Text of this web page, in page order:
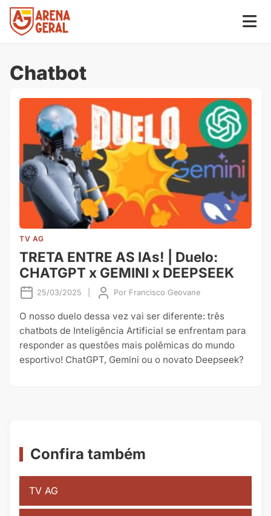
Chatbot
TV AG
TRETA ENTRE AS IAs! | Duelo:
CHATGPT x GEMINI x DEEPSEEK
25/03/2025 Por Francisco Geovane
O nosso duelo dessa vez vai ser diferente: três
chatbots de Inteligência Artificial se enfrentam para
responder as questões mais polêmicas do mundo
esportivo! ChatGPT, Gemini ou o novato Deepseek?
Confira também
TV AG